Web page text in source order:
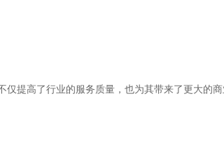
提高了行业的服务质量，也为其带来了更大的商